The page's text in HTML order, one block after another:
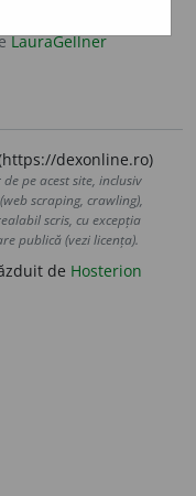
LauraGellner
dexonline.ro)
pe acest site, inclusiv
scraping, crawling),
scris, cu excepția
publică (vezi licența).
de Hosterion